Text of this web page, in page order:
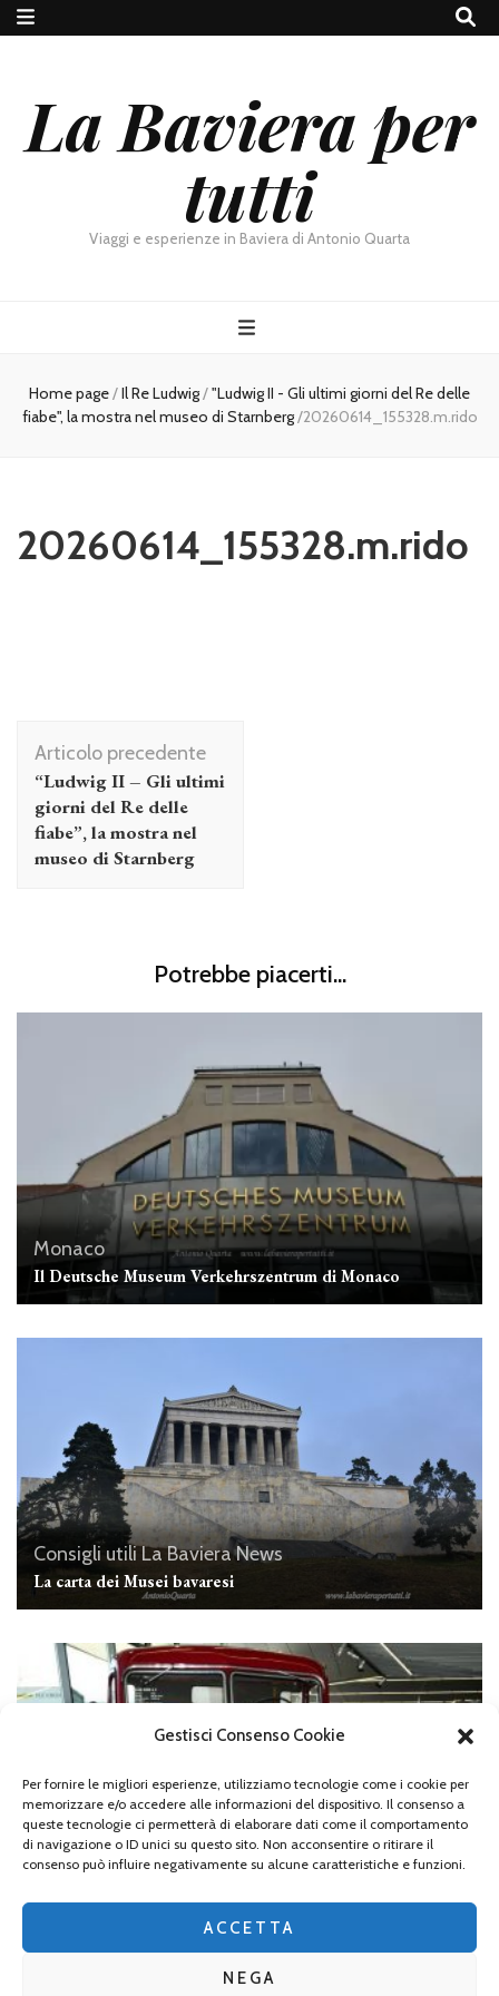
Gestisci Consenso Cookie
Per fornire le migliori esperienze, utilizziamo tecnologie come i cookie per
memorizzare e/o accedere alle informazioni del dispositivo. Il consenso a
queste tecnologie ci permetterà di elaborare dati come il comportamento
di navigazione o ID unici su questo sito. Non acconsentire o ritirare il
consenso può influire negativamente su alcune caratteristiche e funzioni.
ACCETTA
NEGA
La Baviera per
tutti
Viaggi e esperienze in Baviera di Antonio Quarta
Home page/Il Re Ludwig/"Ludwig II - Gli ultimi giorni del Re delle
fiabe", la mostra nel museo di Starnberg/20260614_155328.m.rido
20260614_155328.m.rido
Navigazione
articolo
Articolo precedente
“Ludwig II – Gli ultimi
giorni del Re delle
fiabe”, la mostra nel
museo di Starnberg
Potrebbe piacerti...
Monaco
Il Deutsche Museum Verkehrszentrum di Monaco
Consigli utiliLa BavieraNews
La carta dei Musei bavaresi
Monaco
Il “MAN Forum Truck e Bus” a Monaco di Baviera